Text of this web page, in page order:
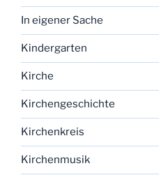
In eigener Sache
Kindergarten
Kirche
Kirchengeschichte
Kirchenkreis
Kirchenmusik